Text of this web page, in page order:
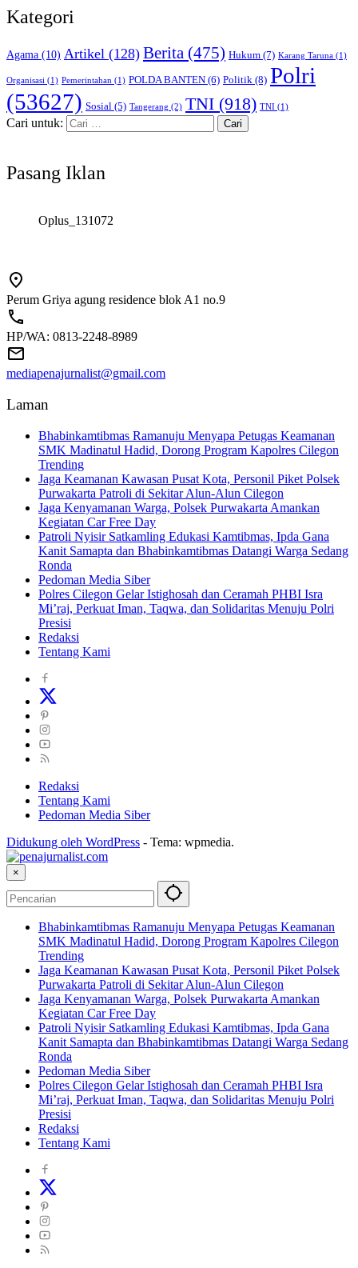
Kategori
Agama (10) Artikel (128) Berita (475) Hukum (7) Karang Taruna (1)
Organisasi (1) Pemerintahan (1) POLDA BANTEN (6) Politik (8) Polri
(53627) Sosial (5) Tangerang (2) TNI (918) TNI (1)
Cari untuk:
Pasang Iklan
Oplus_131072
Perum Griya agung residence blok A1 no.9
HP/WA: 0813-2248-8989
mediapenajurnalist@gmail.com
Laman
Bhabinkamtibmas Ramanuju Menyapa Petugas Keamanan
SMK Madinatul Hadid, Dorong Program Kapolres Cilegon
Trending
Jaga Keamanan Kawasan Pusat Kota, Personil Piket Polsek
Purwakarta Patroli di Sekitar Alun-Alun Cilegon
Jaga Kenyamanan Warga, Polsek Purwakarta Amankan
Kegiatan Car Free Day
Patroli Nyisir Satkamling Edukasi Kamtibmas, Ipda Gana
Kanit Samapta dan Bhabinkamtibmas Datangi Warga Sedang
Ronda
Pedoman Media Siber
Polres Cilegon Gelar Istighosah dan Ceramah PHBI Isra
Mi’raj, Perkuat Iman, Taqwa, dan Solidaritas Menuju Polri
Presisi
Redaksi
Tentang Kami
Redaksi
Tentang Kami
Pedoman Media Siber
Didukung oleh WordPress - Tema: wpmedia.
×
Bhabinkamtibmas Ramanuju Menyapa Petugas Keamanan
SMK Madinatul Hadid, Dorong Program Kapolres Cilegon
Trending
Jaga Keamanan Kawasan Pusat Kota, Personil Piket Polsek
Purwakarta Patroli di Sekitar Alun-Alun Cilegon
Jaga Kenyamanan Warga, Polsek Purwakarta Amankan
Kegiatan Car Free Day
Patroli Nyisir Satkamling Edukasi Kamtibmas, Ipda Gana
Kanit Samapta dan Bhabinkamtibmas Datangi Warga Sedang
Ronda
Pedoman Media Siber
Polres Cilegon Gelar Istighosah dan Ceramah PHBI Isra
Mi’raj, Perkuat Iman, Taqwa, dan Solidaritas Menuju Polri
Presisi
Redaksi
Tentang Kami